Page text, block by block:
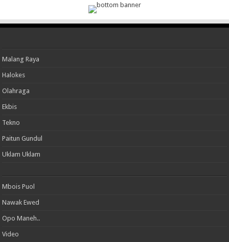
Malang Raya
Halokes
Olahraga
Ekbis
Tekno
Paitun Gundul
Uklam Uklam
Mbois Puol
Nawak Ewed
Opo Maneh..
Video